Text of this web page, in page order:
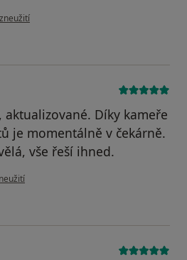
uživatele MMM
aktualizované. Díky kameře
je momentálně v čekárně.
vše řeší ihned.
uživatele aka